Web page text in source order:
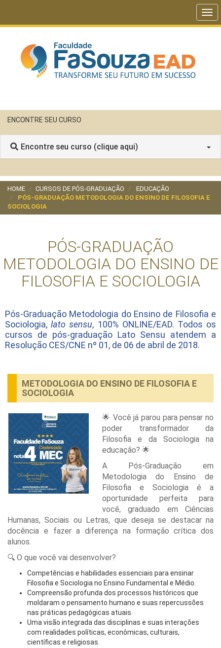
ENCONTRE SEU CURSO
Encontre seu curso (clique aqui)
HOME CURSOS DE PÓS-GRADUAÇÃO
EDUCAÇÃO
PÓS-GRADUAÇÃO METODOLOGIA DO ENSINO DE FILOSOFIA E
SOCIOLOGIA
PÓS-GRADUAÇÃO
METODOLOGIA DO ENSINO DE
FILOSOFIA E SOCIOLOGIA
Pós-Graduação Metodologia do Ensino de Filosofia e
Sociologia,lato sensu, 100% ONLINE/EAD. Todos os
cursos de pós-graduação Lato Sensu atendem a
Resolução CES/CNE nº 01, de 06 de abril de 2018.
METODOLOGIA DO ENSINO DE FILOSOFIA E
SOCIOLOGIA
🌟 Você já parou para pensar no
poder transformador da
Filosofia e da Sociologia na
educação?🌟
A Pós-Graduação em
Metodologia do Ensino de
Filosofia e Sociologia é a
oportunidade perfeita para
você, graduado em Ciências
Humanas, Sociais ou Letras, que deseja se destacar na
docência e fazer a diferença na formação crítica dos
alunos.
🔍 O que você vai desenvolver?
Competências e habilidades essenciais para ensinar
Filosofia e Sociologia no Ensino Fundamental e Médio.
Compreensão profunda dos processos históricos que
moldaram o pensamento humano e suas repercussões
nas práticas pedagógicas atuais.
Uma visão integrada das disciplinas e suas interações
com realidades políticas, econômicas, culturais,
científicas e religiosas.